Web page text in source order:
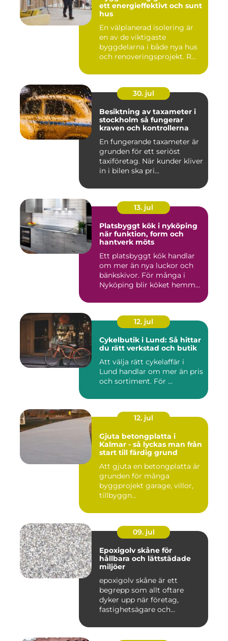
ett energieffektivt och sunt
hus
En välplanerad isolering är
en av de viktigaste
byggdelarna i både nya hus
och renoveringsprojekt. R...
30. jul
Besiktning av taxameter i
stockholm så fungerar
kraven och kontrollerna
En fungerande taxameter är
grunden för ett seriöst
taxiföretag. När kunder kliver
in i bilen ska pri...
13. jul
Platsbyggt kök i nyköping
när funktion, form och
hantverk möts
Ett platsbyggt kök handlar
om mer än nya luckor och
bänkskivor. För många i
Nyköping blir köket hemm...
12. jul
Cykelbutik i Lund: Så hittar
du rätt verkstad och butik
Att välja rätt cykelaffär i
Lund handlar om mer än pris
och sortiment. För ...
12. jul
Gjuta betongplatta i
Kalmar - så lyckas man från
start till färdig grund
Att gjuta en betongplatta är
grunden för många
byggprojekt garage, villor,
tillbyggn...
09. jul
Epoxigolv skåne för
hållbara och lättstädade
miljöer
epoxigolv skåne är ett
begrepp som allt oftare
dyker upp när företag,
fastighetsägare och